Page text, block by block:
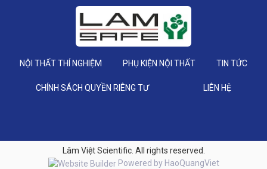
NỘI THẤT THÍ NGHIỆM PHỤ KIỆN NỘI THẤT TIN TỨC
CHÍNH SÁCH QUYỀN RIÊNG TƯ LIÊN HỆ
Lâm Việt Scientific. All rights reserved.
Powered by HaoQuangViet